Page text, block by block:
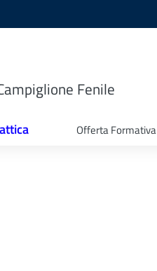
Fenile
Offerta Formativa